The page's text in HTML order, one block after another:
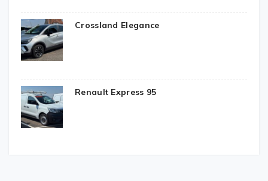
Crossland Elegance
Renault Express 95